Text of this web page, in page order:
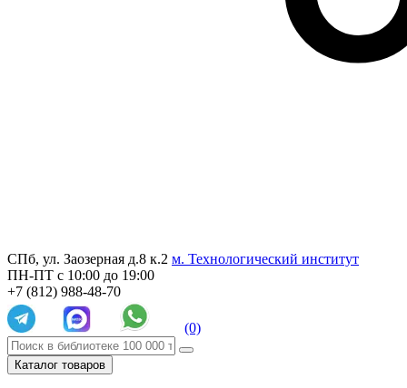
СПб, ул. Заозерная д.8 к.2 м. Технологический институт
ПН-ПТ с 10:00 до 19:00
+7 (812) 988-48-70
(0)
Каталог товаров